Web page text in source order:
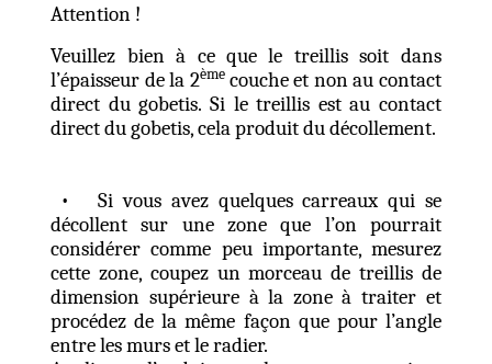
Attention !
Veuillez bien à ce que le treillis soit dans
l’épaisseur de la 2èmecouche et non au contact
direct du gobetis. Si le treillis est au contact
direct du gobetis, cela produit du décollement.
• Si vous avez quelques carreaux qui se
décollent sur une zone que l’on pourrait
considérer comme peu importante, mesurez
cette zone, coupez un morceau de treillis de
dimension supérieure à la zone à traiter et
procédez de la même façon que pour l’angle
entre les murs et le radier.